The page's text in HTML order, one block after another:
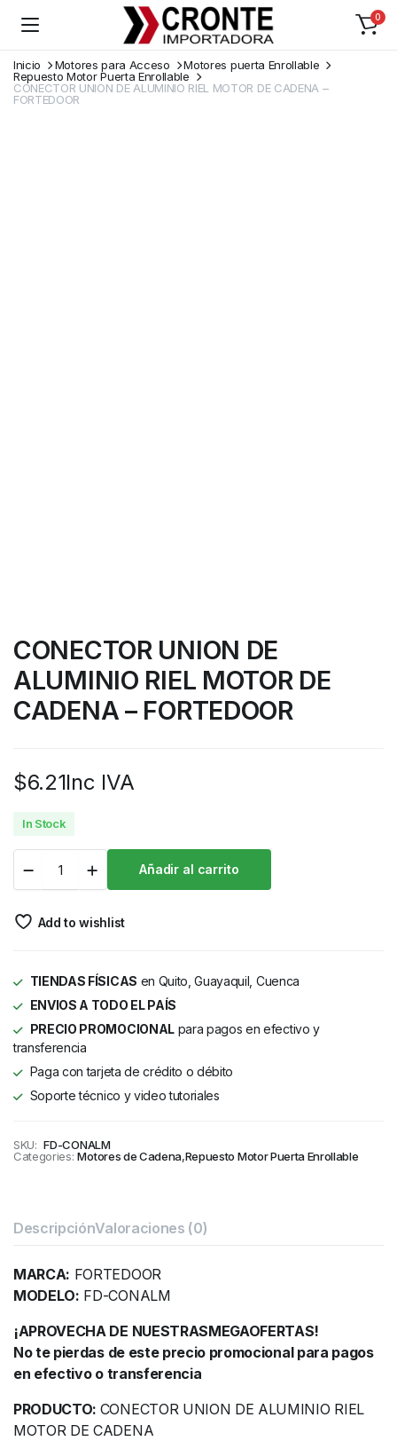
0
Inicio Motores para Acceso
Motores puerta Enrollable
Repuesto Motor Puerta Enrollable
CONECTOR UNION DE ALUMINIO RIEL MOTOR DE CADENA –
FORTEDOOR
CONECTOR UNION DE
ALUMINIO RIEL MOTOR DE
CADENA – FORTEDOOR
$6.21Inc IVA
In Stock
Añadir al carrito
Add to wishlist
TIENDAS FÍSICAS en Quito, Guayaquil, Cuenca
ENVIOS A TODO EL PAÍS
PRECIO PROMOCIONALpara pagos en efectivo y
transferencia
Paga con tarjeta de crédito o débito
Soporte técnico y video tutoriales
SKU: FD-CONALM
Categories: Motores de Cadena,Repuesto Motor Puerta Enrollable
DescripciónValoraciones (0)
MARCA: FORTEDOOR
MODELO: FD-CONALM
¡APROVECHA DE NUESTRASMEGAOFERTAS!
No te pierdas de este precio promocional para pagos
en efectivo o transferencia
PRODUCTO: CONECTOR UNION DE ALUMINIO RIEL
MOTOR DE CADENA